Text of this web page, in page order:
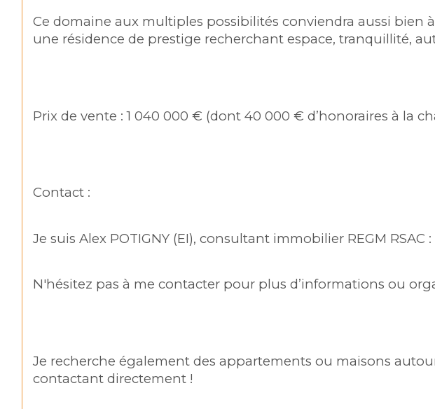
Ce domaine aux multiples possibilités conviendra aussi bien
une résidence de prestige recherchant espace, tranquillité,
Prix de vente : 1 040 000 € (dont 40 000 € d’honoraires à la
Contact :
Je suis Alex POTIGNY (EI), consultant immobilier REGM RSAC
N'hésitez pas à me contacter pour plus d’informations ou
Je recherche également des appartements ou maisons
contactant directement !